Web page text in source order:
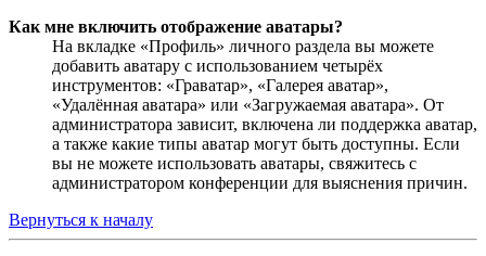
Как мне включить отображение аватары?
На вкладке «Профиль» личного раздела вы можете
добавить аватару с использованием четырёх
инструментов: «Граватар», «Галерея аватар»,
«Удалённая аватара» или «Загружаемая аватара». От
администратора зависит, включена ли поддержка аватар,
а также какие типы аватар могут быть доступны. Если
вы не можете использовать аватары, свяжитесь с
администратором конференции для выяснения причин.
Вернуться к началу